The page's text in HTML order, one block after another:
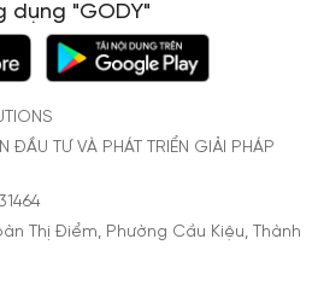
dụng "GODY"
ĐẦU TƯ VÀ PHÁT TRIỂN GIẢI PHÁP
Thị Điểm, Phường Cầu Kiệu, Thành